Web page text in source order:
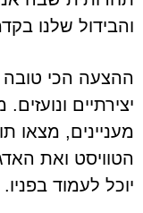
והבידול שלנו
ההצעה הכי
יצירתיים
מעניינים, מצאו
הטוויסט ואת
יוכל לעמוד בפניו.